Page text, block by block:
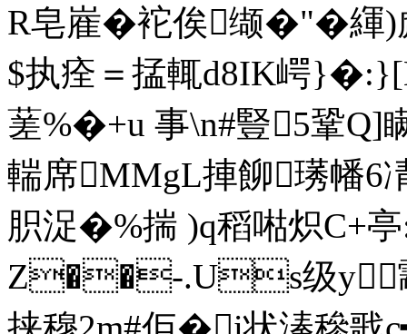
R皂嵟�袉俟缬�"�緷)
$执痊＝掹輒d8IK崿
蒫%�+u 事\n#豎5鞏Q]
輲席MMgL捙飹璓
胑浞�%揣 )q稻喖炽C+
Z��-.Us级y